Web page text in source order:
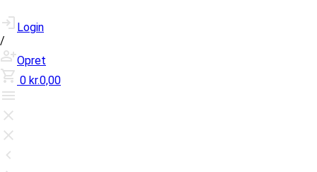
Login
/
Opret
0 kr.0,00